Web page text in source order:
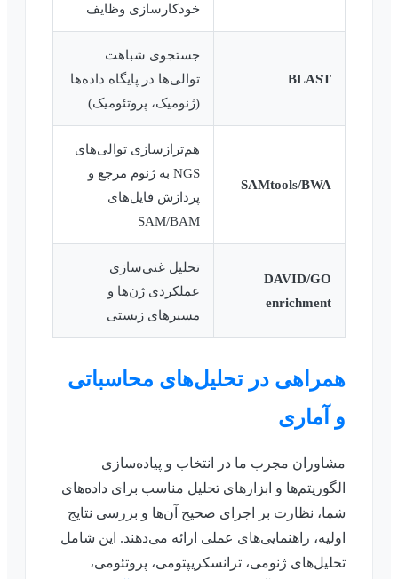
خودکارسازی وظایف
BLAST
جستجوی شباهت
توالی‌ها در پایگاه داده‌ها
(ژنومیک، پروتئومیک)
SAMtools/BWA
هم‌ترازسازی توالی‌های
NGS به ژنوم مرجع و
پردازش فایل‌های
SAM/BAM
DAVID/GO
enrichment
تحلیل غنی‌سازی
عملکردی ژن‌ها و
مسیرهای زیستی
همراهی در تحلیل‌های محاسباتی
و آماری
مشاوران مجرب ما در انتخاب و پیاده‌سازی
الگوریتم‌ها و ابزارهای تحلیل مناسب برای داده‌های
شما، نظارت بر اجرای صحیح آن‌ها و بررسی نتایج
اولیه، راهنمایی‌های عملی ارائه می‌دهند. این شامل
تحلیل‌های ژنومی، ترانسکریپتومی، پروتئومی،